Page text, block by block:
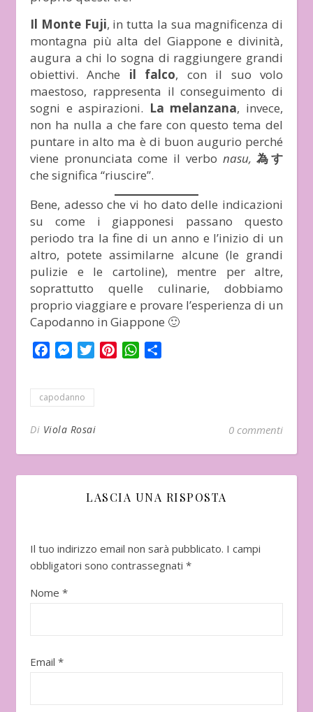
Il Monte Fuji, in tutta la sua magnificenza di
montagna più alta del Giappone e divinità,
augura a chi lo sogna di raggiungere grandi
obiettivi. Anche il falco, con il suo volo
maestoso, rappresenta il conseguimento di
sogni e aspirazioni. La melanzana, invece,
non ha nulla a che fare con questo tema del
puntare in alto ma è di buon augurio perché
viene pronunciata come il verbo nasu,為す
che significa “riuscire”.
Bene, adesso che vi ho dato delle indicazioni
su come i giapponesi passano questo
periodo tra la fine di un anno e l’inizio di un
altro, potete assimilarne alcune (le grandi
pulizie e le cartoline), mentre per altre,
soprattutto quelle culinarie, dobbiamo
proprio viaggiare e provare l’esperienza di un
Capodanno in Giappone 🙂
FacebookMessenger
TwitterPinterestWhatsApp
capodanno
Di Viola Rosai 0 commenti
LASCIA UNA RISPOSTA
Il tuo indirizzo email non sarà pubblicato. I campi
obbligatori sono contrassegnati *
Nome *
Email *